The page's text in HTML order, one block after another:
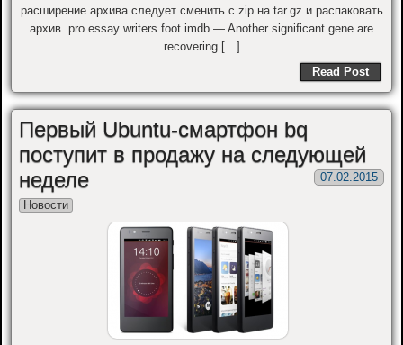
расширение архива следует сменить с zip на tar.gz и распаковать
архив. pro essay writers foot imdb — Another significant gene are
recovering […]
Read Post
Первый Ubuntu-смартфон bq
поступит в продажу на следующей
неделе
07.02.2015
Новости